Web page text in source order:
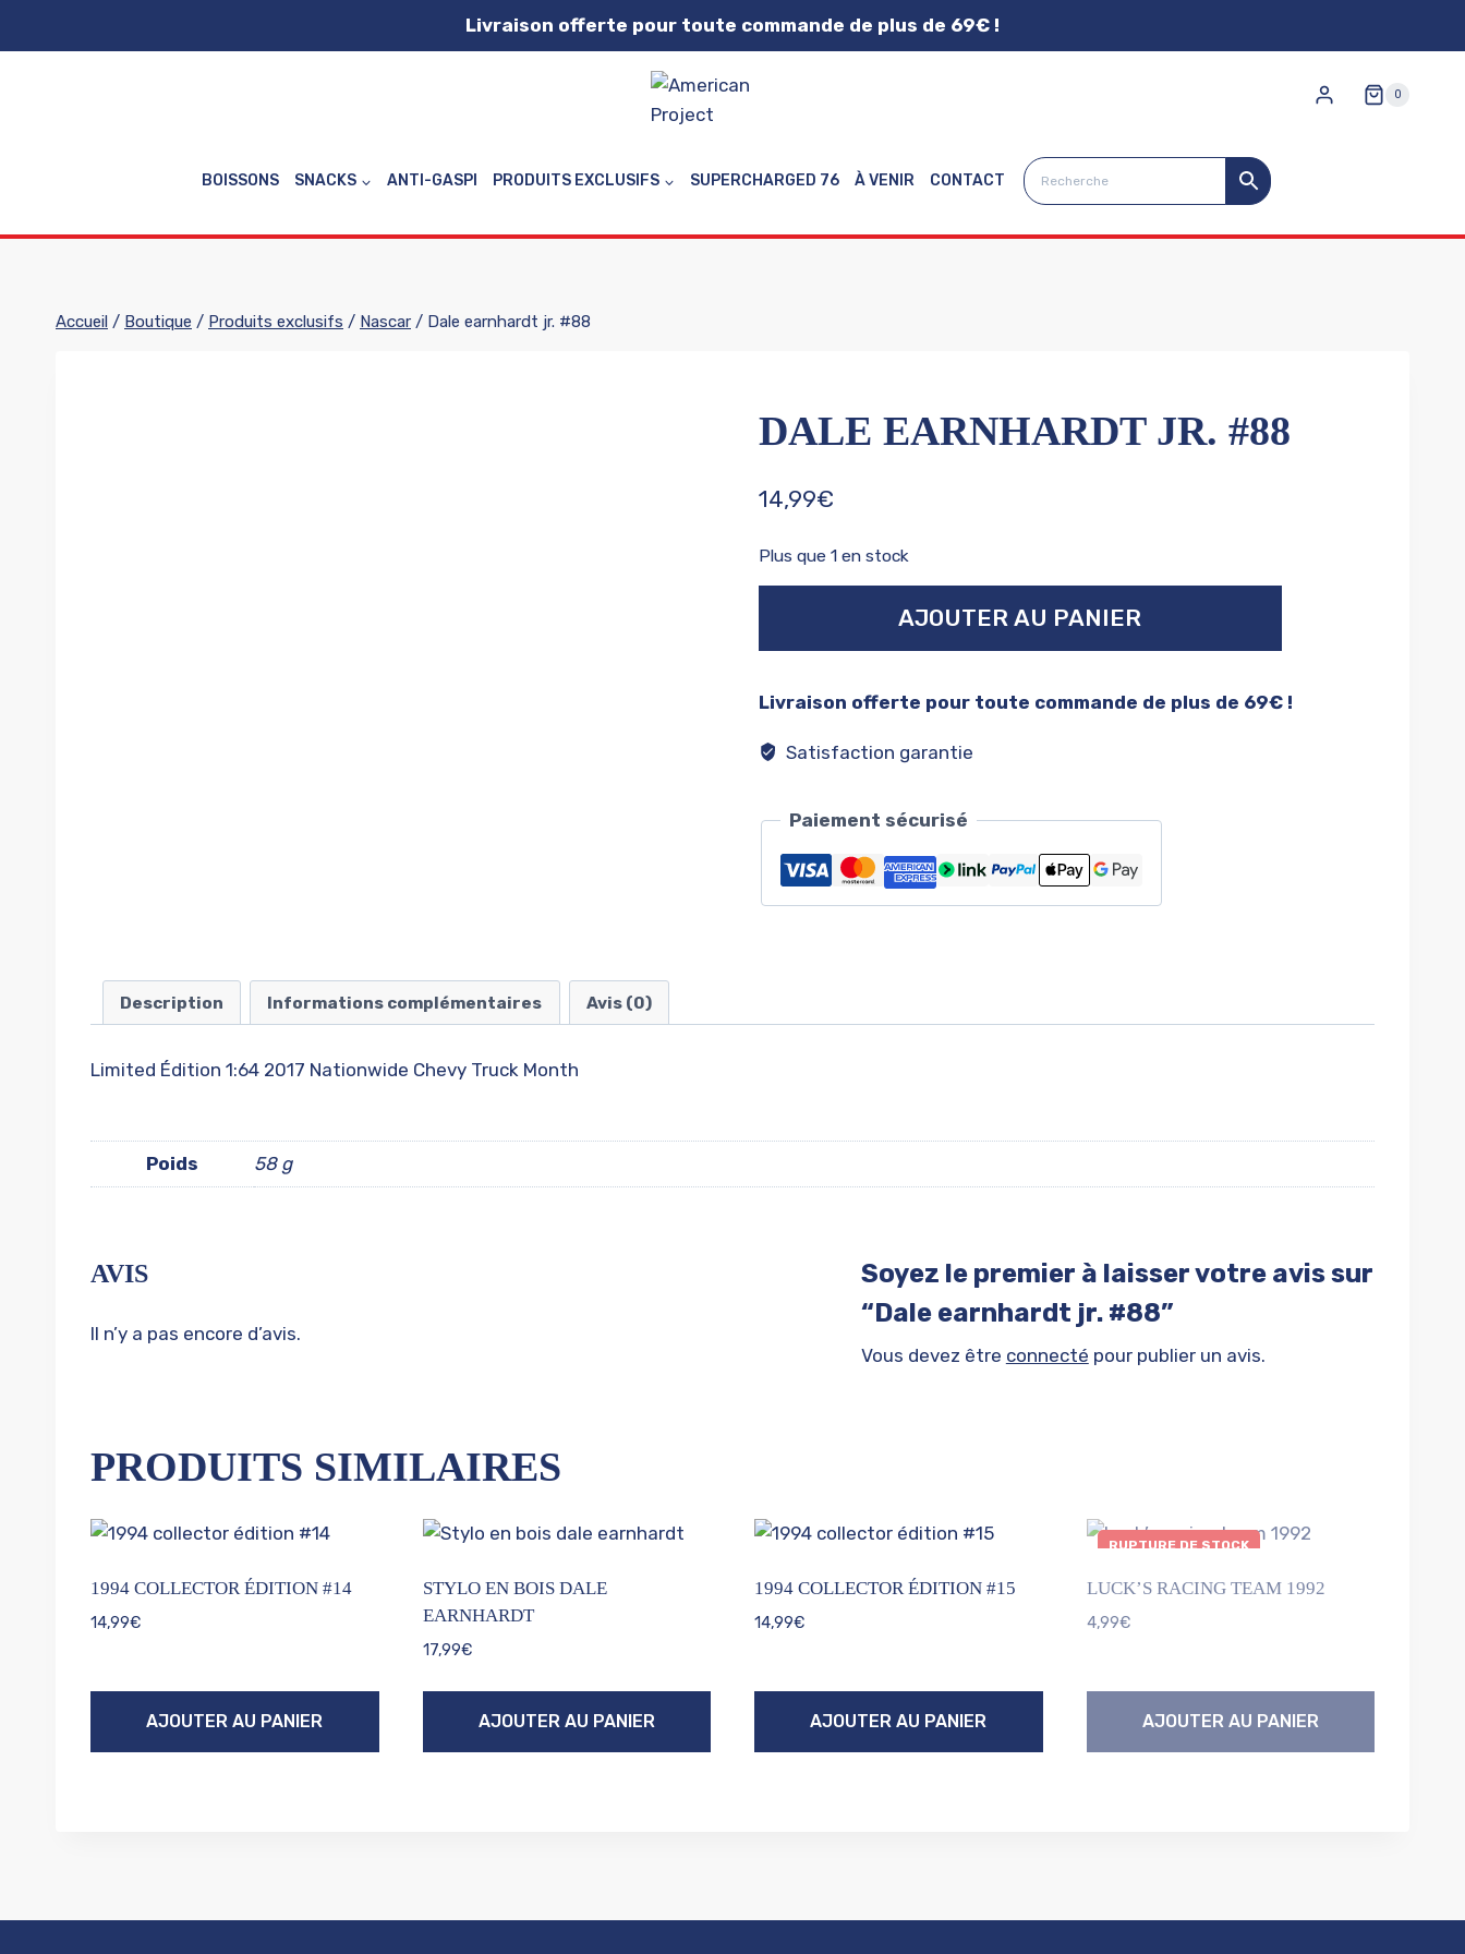
Livraison offerte pour toute commande de plus de 69€ !
0
BOISSONS SNACKS ANTI-GASPI PRODUITS EXCLUSIFS SUPERCHARGED 76 À VENIR CONTACT
Accueil / Boutique / Produits exclusifs / Nascar / Dale earnhardt jr. #88
DALE EARNHARDT JR. #88
14,99€
Plus que 1 en stock
Dale
#88
AJOUTER AU PANIER
Livraison offerte pour toute commande de plus de 69€ !
Satisfaction garantie
Paiement sécurisé
Description Informations complémentaires Avis (0)
Limited Édition 1:64 2017 Nationwide Chevy Truck Month
Poids 58 g
AVIS
Il n’y a pas encore d’avis.
Soyez le premier à laisser votre avis sur
“Dale earnhardt jr. #88”
Vous devez être connecté pour publier un avis.
PRODUITS SIMILAIRES
1994 COLLECTOR ÉDITION #14
14,99€
AJOUTER AU PANIER
STYLO EN BOIS DALE
EARNHARDT
17,99€
AJOUTER AU PANIER
1994 COLLECTOR ÉDITION #15
14,99€
AJOUTER AU PANIER
RUPTURE DE STOCK
LUCK’S RACING TEAM 1992
4,99€
AJOUTER AU PANIER